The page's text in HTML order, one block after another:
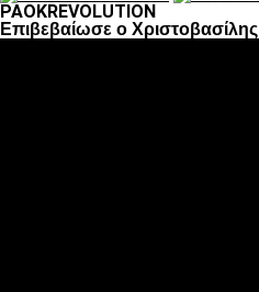
PAOKREVOLUTION
Επιβεβαίωσε ο Χριστοβασίλης